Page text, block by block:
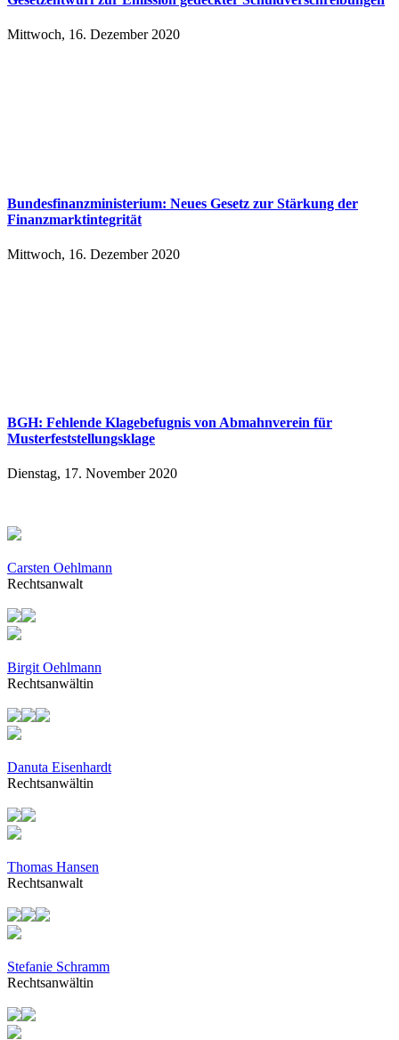
Mittwoch, 16. Dezember 2020
Bundesfinanzministerium: Neues Gesetz zur Stärkung der
Finanzmarktintegrität
Mittwoch, 16. Dezember 2020
BGH: Fehlende Klagebefugnis von Abmahnverein für
Musterfeststellungsklage
Dienstag, 17. November 2020
Carsten Oehlmann
Rechtsanwalt
Birgit Oehlmann
Rechtsanwältin
Danuta Eisenhardt
Rechtsanwältin
Thomas Hansen
Rechtsanwalt
Stefanie Schramm
Rechtsanwältin